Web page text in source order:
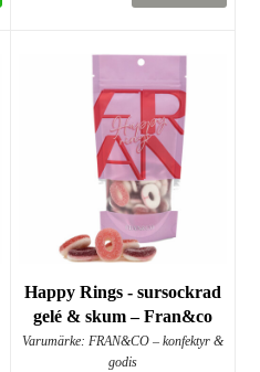
Happy Rings - sursockrad
gelé & skum – Fran&co
Varumärke: FRAN&CO – konfektyr &
godis